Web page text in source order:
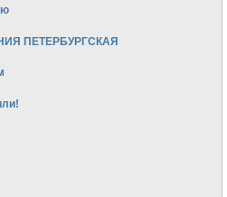
ПЕТЕРБУРГСКАЯ